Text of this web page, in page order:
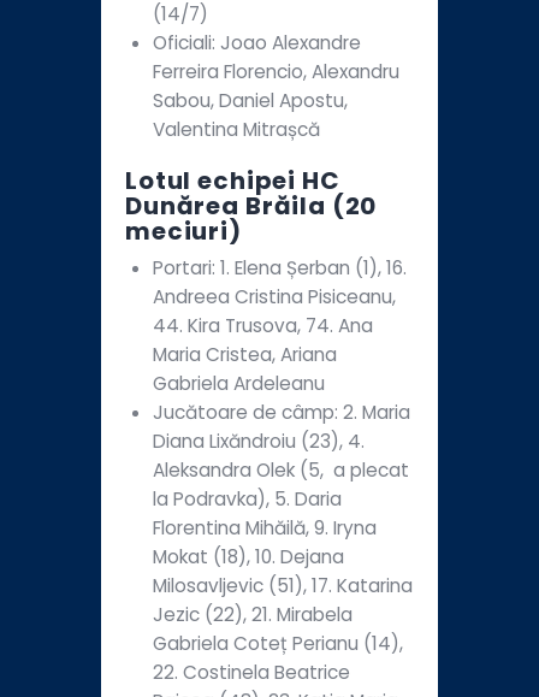
(14/7)
Oficiali: Joao Alexandre
Ferreira Florencio, Alexandru
Sabou, Daniel Apostu,
Valentina Mitrașcă
Lotul echipei HC
Dunărea Brăila (20
meciuri)
Portari: 1. Elena Șerban (1), 16.
Andreea Cristina Pisiceanu,
44. Kira Trusova, 74. Ana
Maria Cristea, Ariana
Gabriela Ardeleanu
Jucătoare de câmp: 2. Maria
Diana Lixăndroiu (23), 4.
Aleksandra Olek (5, a plecat
la Podravka), 5. Daria
Florentina Mihăilă, 9. Iryna
Mokat (18), 10. Dejana
Milosavljevic (51), 17. Katarina
Jezic (22), 21. Mirabela
Gabriela Coteț Perianu (14),
22. Costinela Beatrice